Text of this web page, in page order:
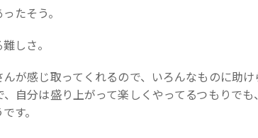
たそう。
しさ。
が感じ取ってくれるので、いろんなものに助け
自分は盛り上がって楽しくやってるつもりで
す。